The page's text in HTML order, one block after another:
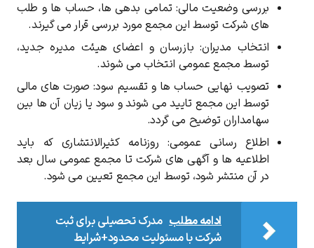
بررسی وضعیت مالی: تمامی بدهی ها، حساب ها و طلب
های شرکت توسط این مجمع مورد بررسی قرار می گیرند.
انتخاب مدیران: بازرسان و اعضای هیئت مدیره جدید،
توسط مجمع عمومی انتخاب می شوند.
تصویب نهایی حساب ها و تقسیم سود: صورت های مالی
توسط این مجمع تایید می شوند و سود یا زیان آن ها بین
سهامداران توضیح می گردد.
اطلاع رسانی عمومی: روزنامه کثیرالانتشاری که باید
اطلاعیه ها و آگهی های شرکت تا مجمع عمومی سال بعد
در آن منتشر شود، توسط این مجمع تعیین می شود.
ادامه مطلب مدرک تحصیلی برای ثبت
شرکت با مسئولیت محدود+شرایط